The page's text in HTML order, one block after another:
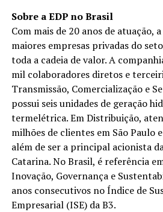
Sobre a EDP no Brasil
Com mais de 20 anos de atuação,
maiores empresas privadas do
toda a cadeia de valor. A
mil colaboradores diretos e
Transmissão, Comercialização e
possui seis unidades de geração
termelétrica. Em Distribuição,
milhões de clientes em São Paulo
além de ser a principal acionista
Catarina. No Brasil, é referência
Inovação, Governança e
anos consecutivos no Índice de
Empresarial (ISE) da B3.